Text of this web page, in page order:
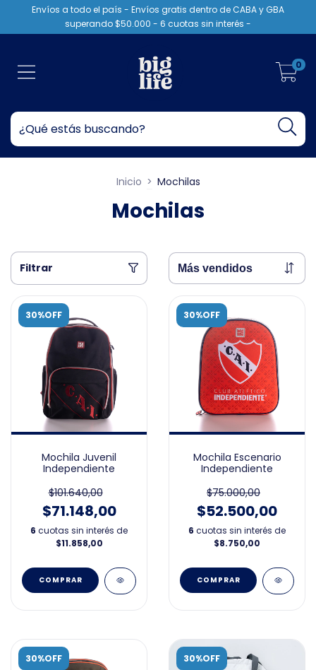
Envíos a todo el país - Envíos gratis dentro de CABA y GBA
superando $50.000 - 6 cuotas sin interés -
0
Inicio > Mochilas
Mochilas
Filtrar
30%OFF
Mochila Juvenil
Independiente
$101.640,00
$71.148,00
6 cuotas sin interés de
$11.858,00
30%OFF
Mochila Escenario
Independiente
$75.000,00
$52.500,00
6 cuotas sin interés de
$8.750,00
30%OFF 30%OFF